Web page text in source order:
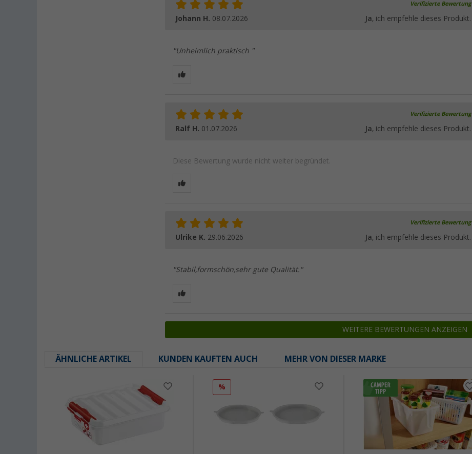
Verifizierte Bewertung
Johann H. 08.07.2026 Ja, ich empfehle dieses Produkt.
"Unheimlich praktisch "
Verifizierte Bewertung
Ralf H. 01.07.2026 Ja, ich empfehle dieses Produkt.
Diese Bewertung wurde nicht weiter begründet.
Verifizierte Bewertung
Ulrike K. 29.06.2026 Ja, ich empfehle dieses Produkt.
"Stabil,formschön,sehr gute Qualität."
WEITERE BEWERTUNGEN ANZEIGEN
ÄHNLICHE ARTIKEL KUNDEN KAUFTEN AUCH MEHR VON DIESER MARKE
%